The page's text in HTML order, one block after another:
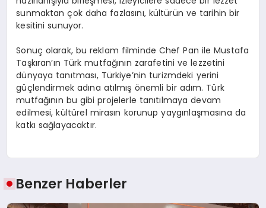
sunmaktan çok daha fazlasını, kültürün ve tarihin bir
kesitini sunuyor.
Sonuç olarak, bu reklam filminde Chef Pan ile Mustafa
Taşkıran’ın Türk mutfağının zarafetini ve lezzetini
dünyaya tanıtması, Türkiye’nin turizmdeki yerini
güçlendirmek adına atılmış önemli bir adım. Türk
mutfağının bu gibi projelerle tanıtılmaya devam
edilmesi, kültürel mirasın korunup yaygınlaşmasına da
katkı sağlayacaktır.
Benzer Haberler